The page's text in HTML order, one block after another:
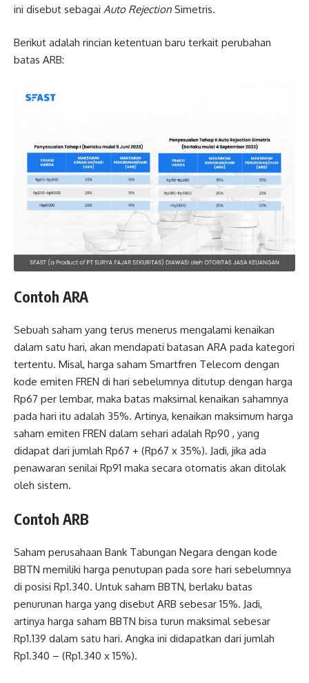
ini disebut sebagai Auto Rejection Simetris.
Berikut adalah rincian ketentuan baru terkait perubahan
batas ARB:
Contoh ARA
Sebuah saham yang terus menerus mengalami kenaikan
dalam satu hari, akan mendapati batasan ARA pada kategori
tertentu. Misal, harga saham Smartfren Telecom dengan
kode emiten FREN di hari sebelumnya ditutup dengan harga
Rp67 per lembar, maka batas maksimal kenaikan sahamnya
pada hari itu adalah 35%. Artinya, kenaikan maksimum harga
saham emiten FREN dalam sehari adalah Rp90 , yang
didapat dari jumlah Rp67 + (Rp67 x 35%). Jadi, jika ada
penawaran senilai Rp91 maka secara otomatis akan ditolak
oleh sistem.
Contoh ARB
Saham perusahaan Bank Tabungan Negara dengan kode
BBTN memiliki harga penutupan pada sore hari sebelumnya
di posisi Rp1.340. Untuk saham BBTN, berlaku batas
penurunan harga yang disebut ARB sebesar 15%. Jadi,
artinya harga saham BBTN bisa turun maksimal sebesar
Rp1.139 dalam satu hari. Angka ini didapatkan dari jumlah
Rp1.340 – (Rp1.340 x 15%).